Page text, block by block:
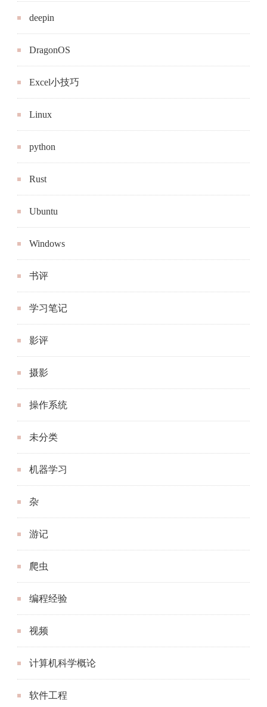
deepin
DragonOS
Excel小技巧
Linux
python
Rust
Ubuntu
Windows
书评
学习笔记
影评
摄影
操作系统
未分类
机器学习
杂
游记
爬虫
编程经验
视频
计算机科学概论
软件工程